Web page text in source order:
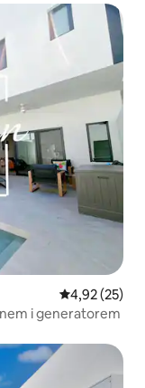
Średnia
4,92 (25)
i generatorem